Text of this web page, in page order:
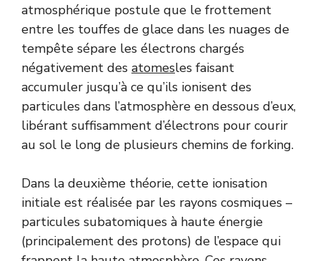
atmosphérique postule que le frottement
entre les touffes de glace dans les nuages de
tempête sépare les électrons chargés
négativement des atomesles faisant
accumuler jusqu’à ce qu’ils ionisent des
particules dans l’atmosphère en dessous d’eux,
libérant suffisamment d’électrons pour courir
au sol le long de plusieurs chemins de forking.
Dans la deuxième théorie, cette ionisation
initiale est réalisée par les rayons cosmiques –
particules subatomiques à haute énergie
(principalement des protons) de l’espace qui